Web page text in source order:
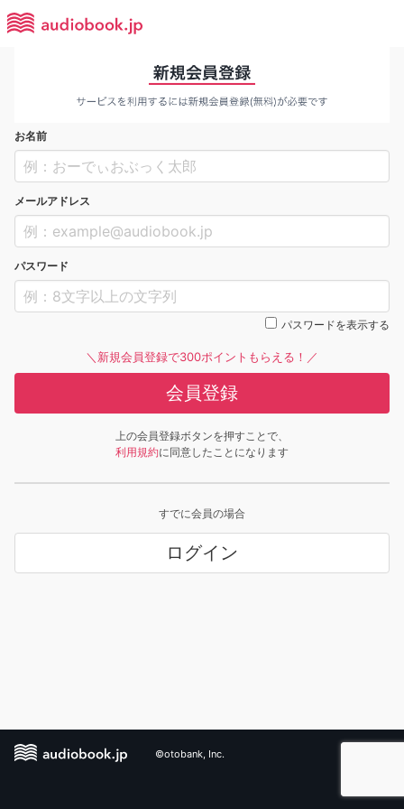
お名前
メールアドレス
パスワード
パスワードを表示する
＼新規会員登録で300ポイントもらえる！／
会員登録
上の会員登録ボタンを押すことで、
利用規約に同意したことになります
すでに会員の場合
ログイン
©otobank, Inc.